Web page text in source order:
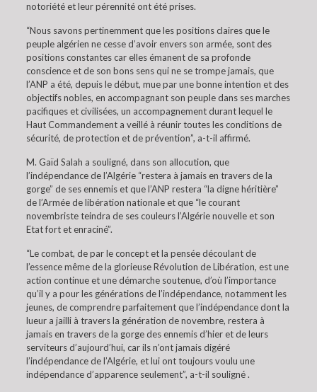
notoriété et leur pérennité ont été prises.
“Nous savons pertinemment que les positions claires que le
peuple algérien ne cesse d’avoir envers son armée, sont des
positions constantes car elles émanent de sa profonde
conscience et de son bons sens qui ne se trompe jamais, que
l’ANP a été, depuis le début, mue par une bonne intention et des
objectifs nobles, en accompagnant son peuple dans ses marches
pacifiques et civilisées, un accompagnement durant lequel le
Haut Commandement a veillé à réunir toutes les conditions de
sécurité, de protection et de prévention”, a-t-il affirmé.
M. Gaïd Salah a souligné, dans son allocution, que
l’indépendance de l’Algérie “restera à jamais en travers de la
gorge” de ses ennemis et que l’ANP restera “la digne héritière”
de l’Armée de libération nationale et que “le courant
novembriste teindra de ses couleurs l’Algérie nouvelle et son
Etat fort et enraciné”.
“Le combat, de par le concept et la pensée découlant de
l’essence même de la glorieuse Révolution de Libération, est une
action continue et une démarche soutenue, d’où l’importance
qu’il y a pour les générations de l’indépendance, notamment les
jeunes, de comprendre parfaitement que l’indépendance dont la
lueur a jailli à travers la génération de novembre, restera à
jamais en travers de la gorge des ennemis d’hier et de leurs
serviteurs d’aujourd’hui, car ils n’ont jamais digéré
l’indépendance de l’Algérie, et lui ont toujours voulu une
indépendance d’apparence seulement”, a-t-il souligné .